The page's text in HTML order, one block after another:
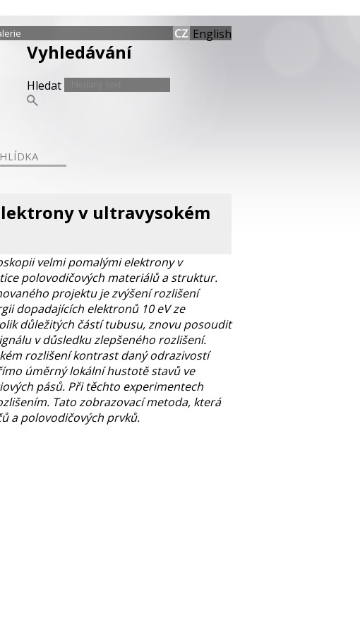
Vyhledávání
Hledat
English
v ultravysokém
velmi pomalými elektrony v
polovodičových materiálů a struktur.
projektu je zvýšení rozlišení
dopadajících elektronů 10 eV ze
důležitých částí tubusu, znovu posoudit
v důsledku zlepšeného rozlišení.
rozlišení kontrast daný odrazivostí
úměrný lokální hustotě stavů ve
pásů. Při těchto experimentech
Tato zobrazovací metoda, která
a polovodičových prvků.